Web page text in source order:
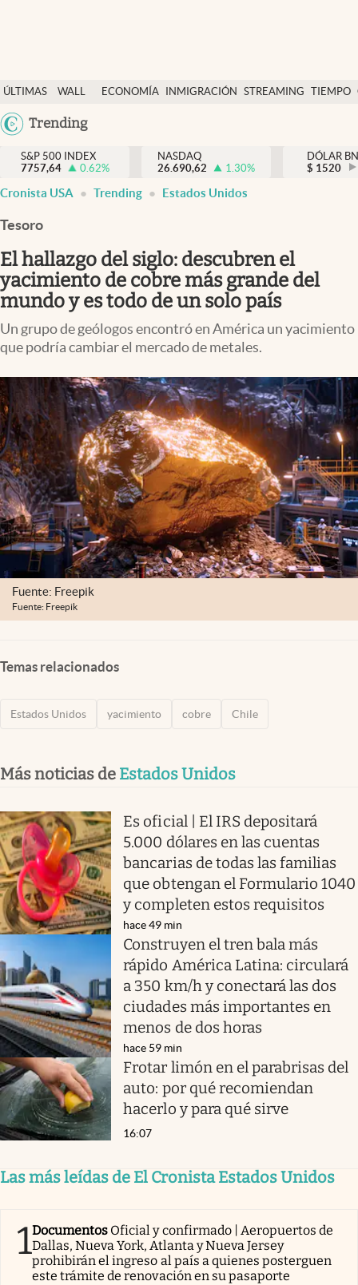
ÚLTIMAS
NOTICIAS
WALL
DÓLAR
ECONOMÍA INMIGRACIÓN STREAMING TIEMPO
Trending
Finanzas y economía
Wall Street y dólar
Inmigración
Espiritual
Streaming
PC y mobile
USA
S&P 500 INDEX
7757,64
0.62%
NASDAQ
26.690,62
1.30%
DÓLAR
$ 1520
Cronista USA Trending Estados Unidos
Tesoro
El hallazgo del siglo: descubren el
yacimiento de cobre más grande del
mundo y es todo de un solo país
Un grupo de geólogos encontró en América un yacimiento
que podría cambiar el mercado de metales.
Fuente: Freepik
Fuente: Freepik
Temas relacionados
Estados Unidos yacimiento cobre Chile
Más noticias de Estados Unidos
Es oficial | El IRS depositará
5.000 dólares en las cuentas
bancarias de todas las familias
que obtengan el Formulario 1040
y completen estos requisitos
hace 49 min
Construyen el tren bala más
rápido América Latina: circulará
a 350 km/h y conectará las dos
ciudades más importantes en
menos de dos horas
hace 59 min
Frotar limón en el parabrisas del
auto: por qué recomiendan
hacerlo y para qué sirve
16:07
Las más leídas de El Cronista Estados Unidos
1Documentos Oficial y confirmado | Aeropuertos de
Dallas, Nueva York, Atlanta y Nueva Jersey
prohibirán el ingreso al país a quienes posterguen
este trámite de renovación en su pasaporte